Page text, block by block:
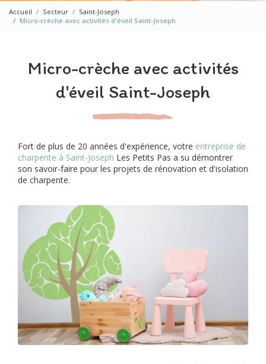
Accueil Secteur
Saint-Joseph
Micro-crèche avec activités d'éveil Saint-Joseph
Micro-crèche avec activités
d'éveil Saint-Joseph
Fort de plus de 20 années d'expérience, votre entreprise de
charpente à Saint-Joseph Les Petits Pas a su démontrer
son savoir-faire pour les projets de rénovation et d'isolation
de charpente.